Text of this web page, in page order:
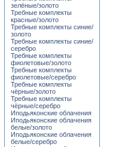
зелёные/золото
Требные комплекты
красные/золото
Требные комплекты синие/
золото
Требные комплекты синие/
серебро
Требные комплекты
фиолетовые/золото
Требные комплекты
фиолетовые/серебро
Требные комплекты
чёрные/золото
Требные комплекты
чёрные/серебро
Иподьяконские облачения
Иподьяконские облачения
белые/золото
Иподьяконские облачения
белые/серебро